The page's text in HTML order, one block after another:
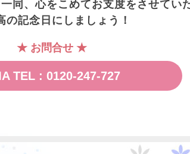
同、心をこめてお支度をさせてい
の記念日にしましょう！
★ お問合せ ★
TEL : 0120-247-727